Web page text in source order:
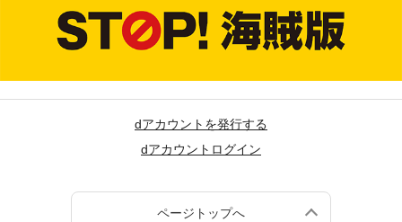
dアカウントを発行する
dアカウントログイン
ページトップへ